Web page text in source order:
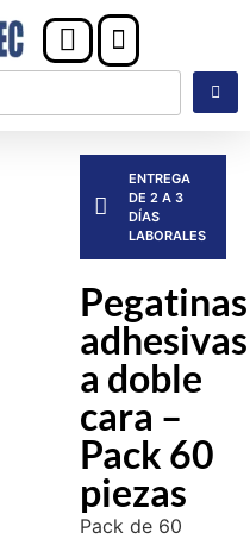
ENTREGA
DE 2 A 3
DÍAS
LABORALES
Pegatinas
adhesivas
a doble
cara –
Pack 60
piezas
Pack de 60